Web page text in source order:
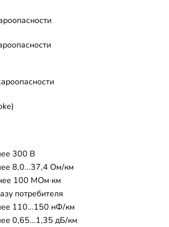
300 В
8,0...37,4 Ом/км
100 МОм·км
потребителя
110...150 нФ/км
0,65...1,35 дБ/км